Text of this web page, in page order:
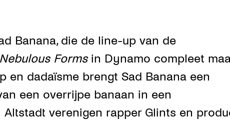
Banana, die de line-up van de
Nebulous Formsin Dynamo compleet
en dadaïsme brengt Sad Banana een
een overrijpe banaan in een
verenigen rapper Glints en